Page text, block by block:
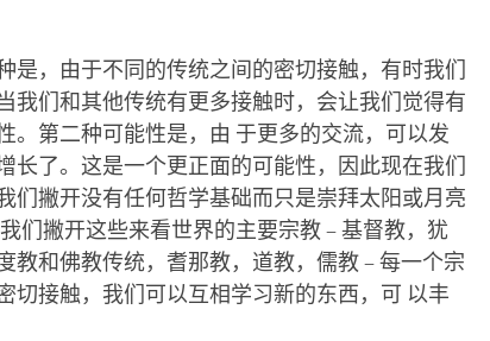
是，由于不同的传统之间的密切接触，有时我们
我们和其他传统有更多接触时，会让我们觉得有
。第二种可能性是，由 于更多的交流，可以发
长了。这是一个更正面的可能性，因此现在我们
们撇开没有任何哲学基础而只是崇拜太阳或月亮
们撇开这些来看世界的主要宗教 – 基督教，犹
教和佛教传统，耆那教，道教，儒教 – 每一个宗
切接触，我们可以互相学习新的东西，可 以丰